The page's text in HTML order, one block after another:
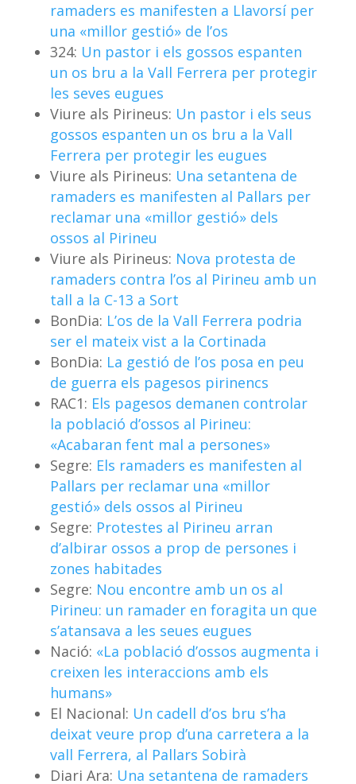
ramaders es manifesten a Llavorsí per
una «millor gestió» de l’os
324: Un pastor i els gossos espanten
un os bru a la Vall Ferrera per protegir
les seves eugues
Viure als Pirineus: Un pastor i els seus
gossos espanten un os bru a la Vall
Ferrera per protegir les eugues
Viure als Pirineus: Una setantena de
ramaders es manifesten al Pallars per
reclamar una «millor gestió» dels
ossos al Pirineu
Viure als Pirineus: Nova protesta de
ramaders contra l’os al Pirineu amb un
tall a la C-13 a Sort
BonDia: L’os de la Vall Ferrera podria
ser el mateix vist a la Cortinada
BonDia: La gestió de l’os posa en peu
de guerra els pagesos pirinencs
RAC1: Els pagesos demanen controlar
la població d’ossos al Pirineu:
«Acabaran fent mal a persones»
Segre: Els ramaders es manifesten al
Pallars per reclamar una «millor
gestió» dels ossos al Pirineu
Segre: Protestes al Pirineu arran
d’albirar ossos a prop de persones i
zones habitades
Segre: Nou encontre amb un os al
Pirineu: un ramader en foragita un que
s’atansava a les seues eugues
Nació: «La població d’ossos augmenta i
creixen les interaccions amb els
humans»
El Nacional: Un cadell d’os bru s’ha
deixat veure prop d’una carretera a la
vall Ferrera, al Pallars Sobirà
Diari Ara: Una setantena de ramaders